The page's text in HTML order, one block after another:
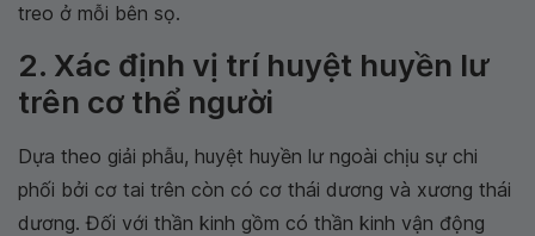
treo ở mỗi bên sọ.
2. Xác định vị trí huyệt huyền lư
trên cơ thể người
Dựa theo giải phẫu, huyệt huyền lư ngoài chịu sự chi
phối bởi cơ tai trên còn có cơ thái dương và xương thái
dương. Đối với thần kinh gồm có thần kinh vận động